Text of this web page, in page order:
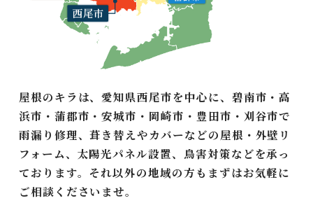
屋根のキラは、愛知県西尾市を中心に、碧南市・高
浜市・蒲郡市・安城市・岡崎市・豊田市・刈谷市で
雨漏り修理、葺き替えやカバーなどの屋根・外壁リ
フォーム、太陽光パネル設置、鳥害対策などを承っ
ております。それ以外の地域の方もまずはお気軽に
ご相談くださいませ。